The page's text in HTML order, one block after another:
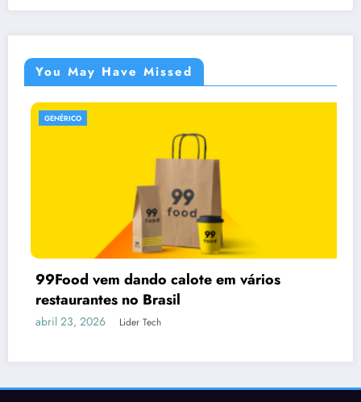
You May Have Missed
calote em vários
Brasil